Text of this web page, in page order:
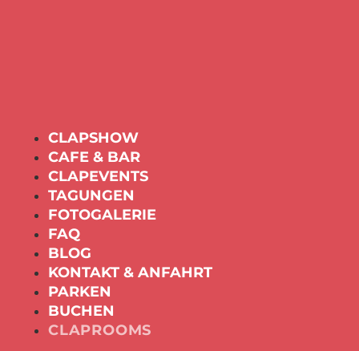
CLAPSHOW
CAFE & BAR
CLAPEVENTS
TAGUNGEN
FOTOGALERIE
FAQ
BLOG
KONTAKT & ANFAHRT
PARKEN
BUCHEN
CLAPROOMS